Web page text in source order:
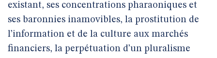
existant, ses concentrations pharaoniques et
ses baronnies inamovibles, la prostitution de
l’information et de la culture aux marchés
financiers, la perpétuation d’un pluralisme